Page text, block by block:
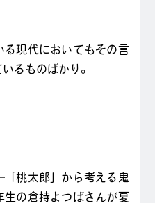
る現代においてもその言
るものばかり。
「桃太郎」から考える鬼
の倉持よつばさんが夏